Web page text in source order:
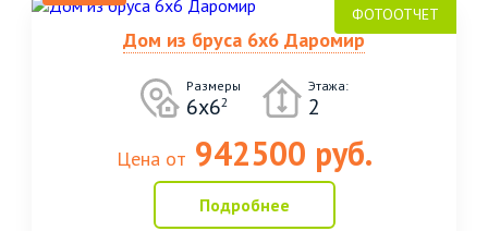
Дом из бруса 6х6 Даромир
Размеры
6х62
Этажа:
2
Цена от 942500 руб.
Подробнее